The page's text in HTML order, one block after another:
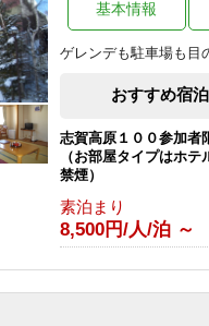
ゲレンデも駐車場も目
基本情報
おすすめ宿
志賀高原１００参加
（お部屋タイプはホテ
禁煙）
素泊まり
8,500円/人/泊 ～